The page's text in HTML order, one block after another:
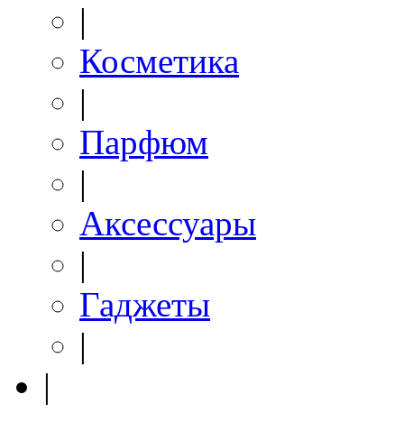
|
Косметика
|
Парфюм
|
Аксессуары
|
Гаджеты
|
|